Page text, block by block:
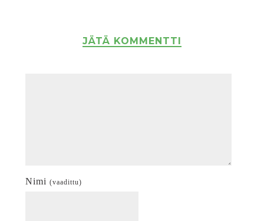
JÄTÄ KOMMENTTI
Nimi (vaadittu)